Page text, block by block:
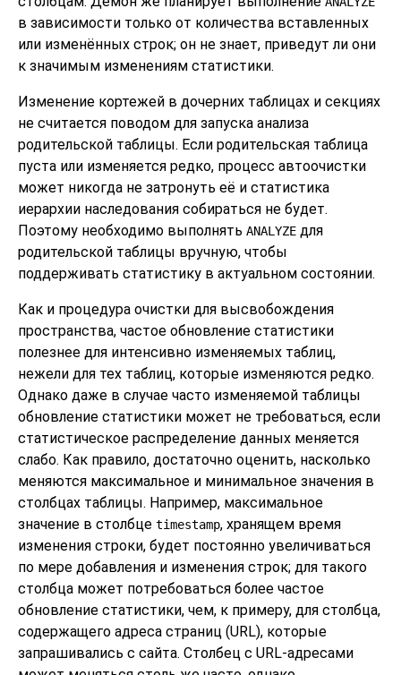
в зависимости только от количества вставленных
или изменённых строк; он не знает, приведут ли они
к значимым изменениям статистики.
Изменение кортежей в дочерних таблицах и секциях
не считается поводом для запуска анализа
родительской таблицы. Если родительская таблица
пуста или изменяется редко, процесс автоочистки
может никогда не затронуть её и статистика
иерархии наследования собираться не будет.
Поэтому необходимо выполнять ANALYZE для
родительской таблицы вручную, чтобы
поддерживать статистику в актуальном состоянии.
Как и процедура очистки для высвобождения
пространства, частое обновление статистики
полезнее для интенсивно изменяемых таблиц,
нежели для тех таблиц, которые изменяются редко.
Однако даже в случае часто изменяемой таблицы
обновление статистики может не требоваться, если
статистическое распределение данных меняется
слабо. Как правило, достаточно оценить, насколько
меняются максимальное и минимальное значения в
столбцах таблицы. Например, максимальное
значение в столбце timestamp, хранящем время
изменения строки, будет постоянно увеличиваться
по мере добавления и изменения строк; для такого
столбца может потребоваться более частое
обновление статистики, чем, к примеру, для столбца,
содержащего адреса страниц (URL), которые
запрашивались с сайта. Столбец с URL-адресами